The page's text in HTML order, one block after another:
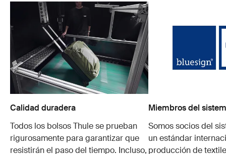
Calidad duradera
Todos los bolsos Thule se prueban
rigurosamente para garantizar que
resistirán el paso del tiempo. Incluso,
Miembros del
Somos socios del
un estándar
producción de